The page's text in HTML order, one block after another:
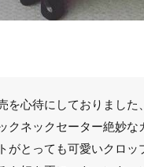
を心待にしておりました
クネックセーター絶妙な
がとっても可愛いクロッ